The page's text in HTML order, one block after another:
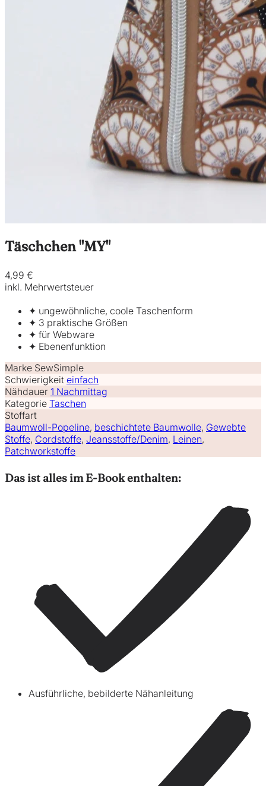
Täschchen "MY"
4,99 €
inkl. Mehrwertsteuer
✦ ungewöhnliche, coole Taschenform
✦ 3 praktische Größen
✦ für Webware
✦ Ebenenfunktion
Marke SewSimple
Schwierigkeit einfach
Nähdauer 1 Nachmittag
Kategorie Taschen
Stoffart
Baumwoll-Popeline, beschichtete Baumwolle, Gewebte
Stoffe, Cordstoffe, Jeansstoffe/Denim, Leinen,
Patchworkstoffe
Das ist alles im E-Book enthalten:
Ausführliche, bebilderte Nähanleitung